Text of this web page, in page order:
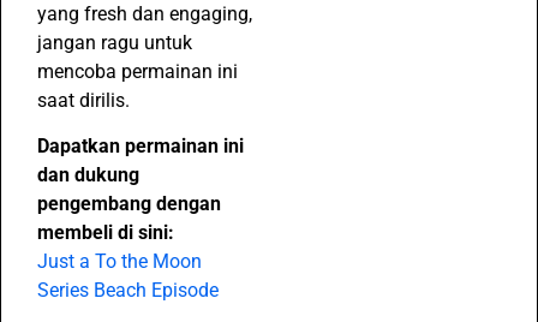
yang fresh dan engaging,
jangan ragu untuk
mencoba permainan ini
saat dirilis.
Dapatkan permainan ini
dan dukung
pengembang dengan
membeli di sini:
Just a To the Moon
Series Beach Episode